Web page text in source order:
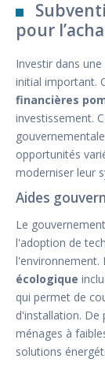
pour
Investir dans
initial important.
financières
investissement.
opportunités
moderniser leur
Aides
Le
l'adoption de
l'environnement.
écologique
qui permet de
d'installation. De
ménages à
solutions